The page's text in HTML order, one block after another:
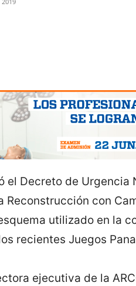
el Decreto de Urgencia
Reconstrucción con
utilizado en la
recientes Juegos
ejecutiva de la